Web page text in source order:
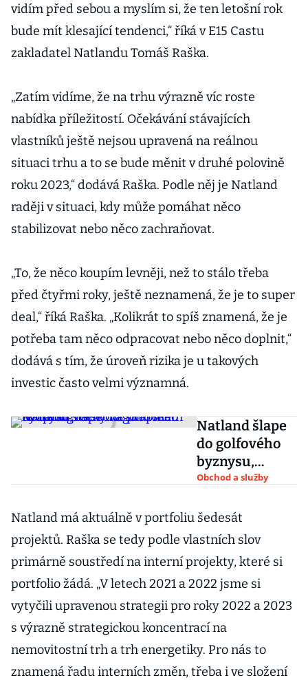
vidím před sebou a myslím si, že ten letošní rok
bude mít klesající tendenci,“ říká v E15 Castu
zakladatel Natlandu Tomáš Raška.
„Zatím vidíme, že na trhu výrazně víc roste
nabídka příležitostí. Očekávání stávajících
vlastníků ještě nejsou upravená na reálnou
situaci trhu a to se bude měnit v druhé polovině
roku 2023,“ dodává Raška. Podle něj je Natland
raději v situaci, kdy může pomáhat něco
stabilizovat nebo něco zachraňovat.
„To, že něco koupím levněji, než to stálo třeba
před čtyřmi roky, ještě neznamená, že je to super
deal,“ říká Raška. „Kolikrát to spíš znamená, že je
potřeba tam něco odpracovat nebo něco doplnit,“
dodává s tím, že úroveň rizika je u takových
investic často velmi významná.
Natland šlape
do golfového
byznysu,
Raškova
koupila greeny
na pražském
Obchod a služby
Natland má aktuálně v portfoliu šedesát
projektů. Raška se tedy podle vlastních slov
primárně soustředí na interní projekty, které si
portfolio žádá. „V letech 2021 a 2022 jsme si
vytyčili upravenou strategii pro roky 2022 a 2023
s výrazně strategickou koncentrací na
nemovitostní trh a trh energetiky. Pro nás to
znamená řadu interních změn, třeba i ve složení